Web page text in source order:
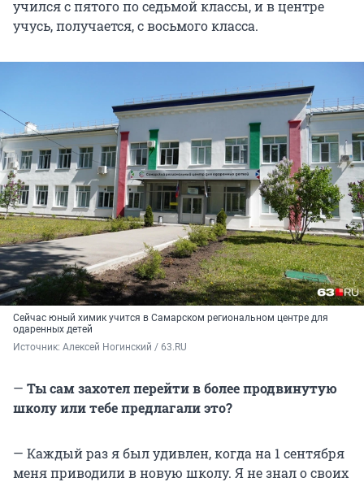
учился с пятого по седьмой классы, и в центре
учусь, получается, с восьмого класса.
Сейчас юный химик учится в Самарском региональном центре для
одаренных детей
Источник: Алексей Ногинский / 63.RU
— Ты сам захотел перейти в более продвинутую
школу или тебе предлагали это?
— Каждый раз я был удивлен, когда на 1 сентября
меня приводили в новую школу. Я не знал о своих